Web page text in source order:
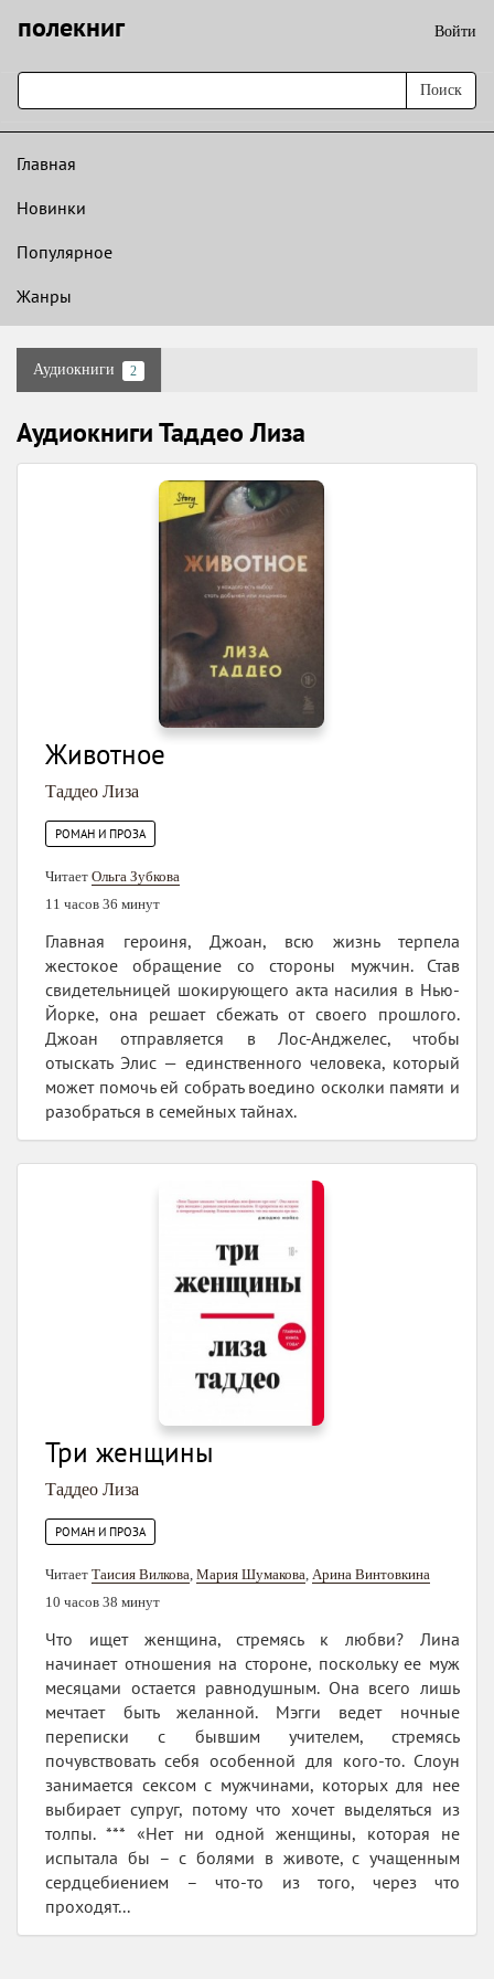
полекниг Войти
Поиск
Главная
Новинки
Популярное
Жанры
Аудиокниги 2
Аудиокниги Таддео Лиза
Животное
Таддео Лиза
РОМАН И ПРОЗА
Читает Ольга Зубкова
11 часов 36 минут
Главная героиня, Джоан, всю жизнь терпела
жестокое обращение со стороны мужчин. Став
свидетельницей шокирующего акта насилия в Нью-
Йорке, она решает сбежать от своего прошлого.
Джоан отправляется в Лос-Анджелес, чтобы
отыскать Элис — единственного человека, который
может помочь ей собрать воедино осколки памяти и
разобраться в семейных тайнах.
Три женщины
Таддео Лиза
РОМАН И ПРОЗА
Читает Таисия Вилкова, Мария Шумакова, Арина Винтовкина
10 часов 38 минут
Что ищет женщина, стремясь к любви? Лина
начинает отношения на стороне, поскольку ее муж
месяцами остается равнодушным. Она всего лишь
мечтает быть желанной. Мэгги ведет ночные
переписки с бывшим учителем, стремясь
почувствовать себя особенной для кого-то. Слоун
занимается сексом с мужчинами, которых для нее
выбирает супруг, потому что хочет выделяться из
толпы. *** «Нет ни одной женщины, которая не
испытала бы – с болями в животе, с учащенным
сердцебиением – что-то из того, через что
проходят...